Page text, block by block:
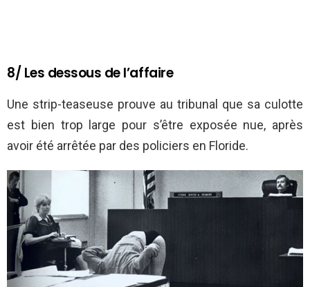
8/ Les dessous de l’affaire
Une strip-teaseuse prouve au tribunal que sa culotte
est bien trop large pour s’être exposée nue, après
avoir été arrêtée par des policiers en Floride.